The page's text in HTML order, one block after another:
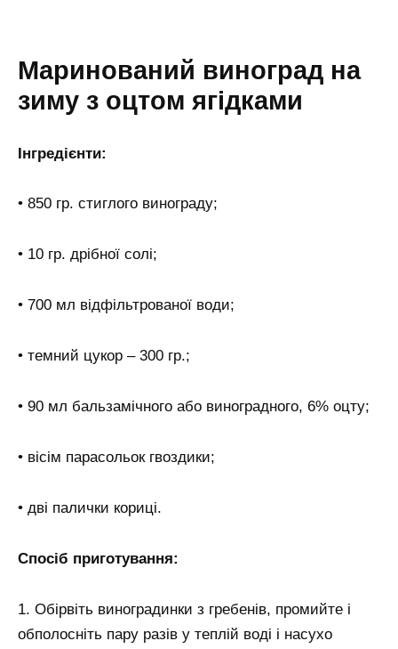
Маринований виноград на
зиму з оцтом ягідками
Інгредієнти:
• 850 гр. стиглого винограду;
• 10 гр. дрібної солі;
• 700 мл відфільтрованої води;
• темний цукор – 300 гр.;
• 90 мл бальзамічного або виноградного, 6% оцту;
• вісім парасольок гвоздики;
• дві палички кориці.
Спосіб приготування:
1. Обірвіть виноградинки з гребенів, промийте і
обполосніть пару разів у теплій воді і насухо